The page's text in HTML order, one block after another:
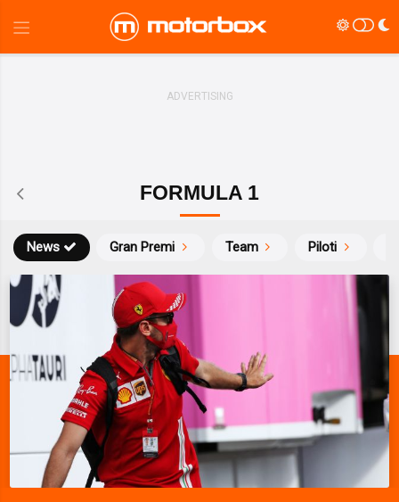
FORMULA 1
News Gran Premi Team Piloti